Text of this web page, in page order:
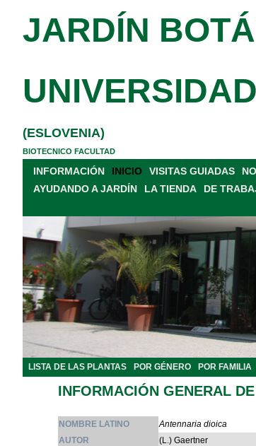
JARDÍN
(ESLOVENIA)
BIOTECNICO FACULTAD
INFORMACIÓN INICIO VISITAS GUIADAS
AYUDANDO A JARDÍN
LA TIENDA DE
LISTA DE LAS PLANTAS POR GÉNERO POR FAMILIA
INFORMACIÓN GENERAL
NOMBRE LATINO
Antennaria dioica
AUTOR
(L.) Gaertner